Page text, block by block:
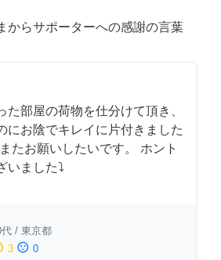
からサポーターへの感謝の言葉
た部屋の荷物を仕分けて頂き、
にお陰でキレイに片付きました
たお願いしたいです。 ホント
いました⤵
/ 東京都
3 sentiment_dissatisfied 0